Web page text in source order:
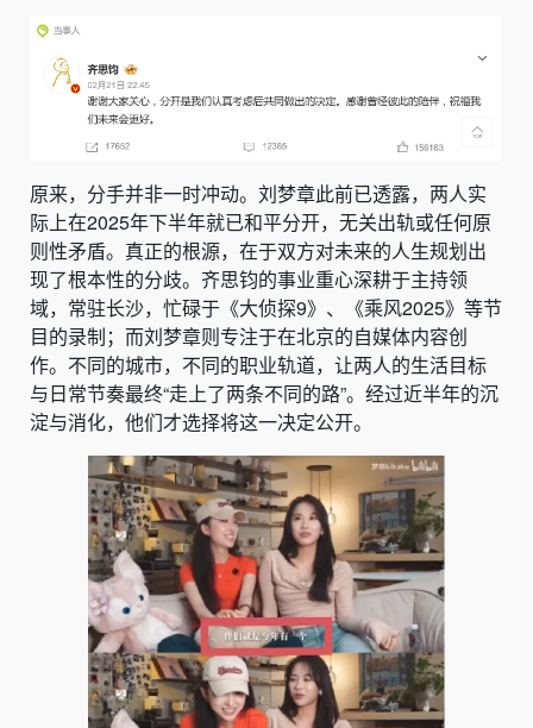
原来，分手并非一时冲动。刘梦章此前已透露，两人实
际上在2025年下半年就已和平分开，无关出轨或任何原
则性矛盾。真正的根源，在于双方对未来的人生规划出
现了根本性的分歧。齐思钧的事业重心深耕于主持领
域，常驻长沙，忙碌于《大侦探9》、《乘风2025》等节
目的录制；而刘梦章则专注于在北京的自媒体内容创
作。不同的城市，不同的职业轨道，让两人的生活目标
与日常节奏最终“走上了两条不同的路”。经过近半年的沉
淀与消化，他们才选择将这一决定公开。